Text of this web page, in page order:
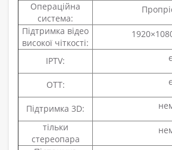
Операційна
система:
Підтримка відео
високої чіткості:
IPTV: є
OTT: є
Підтримка 3D:
тільки
стереопара